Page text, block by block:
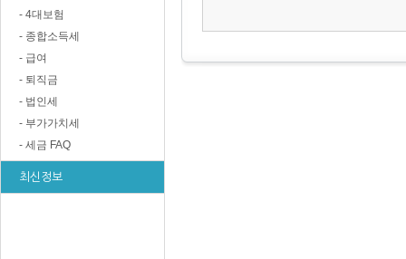
- 4대보험
- 종합소득세
- 급여
- 퇴직금
- 법인세
- 부가가치세
- 세금 FAQ
최신정보